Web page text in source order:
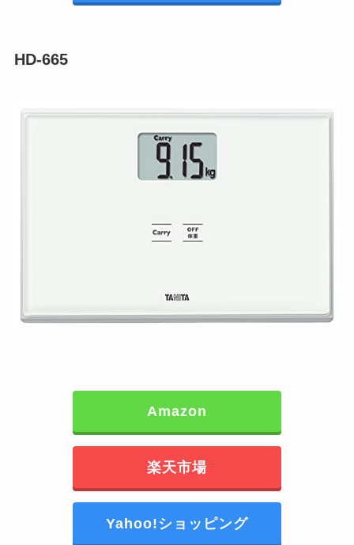
HD-665
Amazon
楽天市場
Yahoo!ショッピング